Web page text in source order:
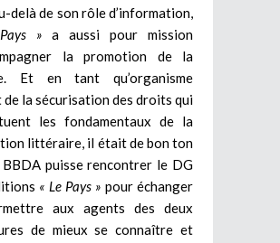
delà de son rôle d’information,
» a aussi pour mission
la promotion de la
Et en tant qu’organisme
la sécurisation des droits qui
les fondamentaux de la
littéraire, il était de bon ton
puisse rencontrer le DG
« Le Pays » pour échanger
aux agents des deux
de mieux se connaître et